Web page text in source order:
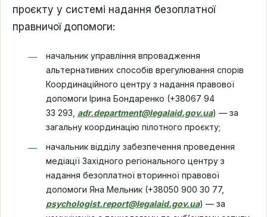
проєкту у системі надання безоплатної
правничої допомоги:
начальник управління впровадження
альтернативних способів врегулювання спорів
Координаційного центру з надання правової
допомоги Ірина Бондаренко (+38067 94
33 293, adr.department@legalaid.gov.ua) — за
загальну координацію пілотного проєкту;
начальник відділу забезпечення проведення
медіації Західного регіонального центру з
надання безоплатної вторинної правової
допомоги Яна Мельник (+38050 900 30 77,
psychologist.report@legalaid.gov.ua) — за